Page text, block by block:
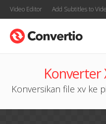
Video Editor Add Subtitles to
Konverter
Konversikan file xv ke